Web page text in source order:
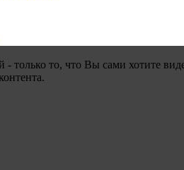
то, что Вы сами хотите